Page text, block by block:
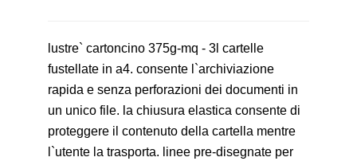
lustre` cartoncino 375g-mq - 3l cartelle
fustellate in a4. consente l`archiviazione
rapida e senza perforazioni dei documenti in
un unico file. la chiusura elastica consente di
proteggere il contenuto della cartella mentre
l`utente la trasporta. linee pre-disegnate per